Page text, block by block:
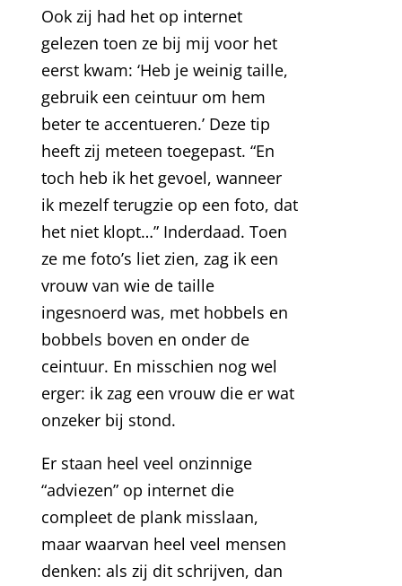
Ook zij had het op internet
gelezen toen ze bij mij voor het
eerst kwam: ‘Heb je weinig taille,
gebruik een ceintuur om hem
beter te accentueren.’ Deze tip
heeft zij meteen toegepast. “En
toch heb ik het gevoel, wanneer
ik mezelf terugzie op een foto, dat
het niet klopt…” Inderdaad. Toen
ze me foto’s liet zien, zag ik een
vrouw van wie de taille
ingesnoerd was, met hobbels en
bobbels boven en onder de
ceintuur. En misschien nog wel
erger: ik zag een vrouw die er wat
onzeker bij stond.
Er staan heel veel onzinnige
“adviezen” op internet die
compleet de plank misslaan,
maar waarvan heel veel mensen
denken: als zij dit schrijven, dan